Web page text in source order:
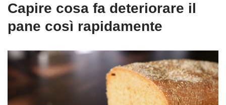
Capire cosa fa deteriorare il
pane così rapidamente